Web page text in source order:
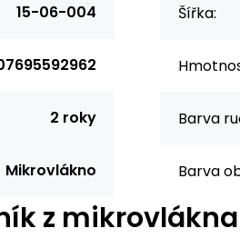
15-06-004
2 roky
Mikrovlákno
Šířka:
Barva
Barva
z